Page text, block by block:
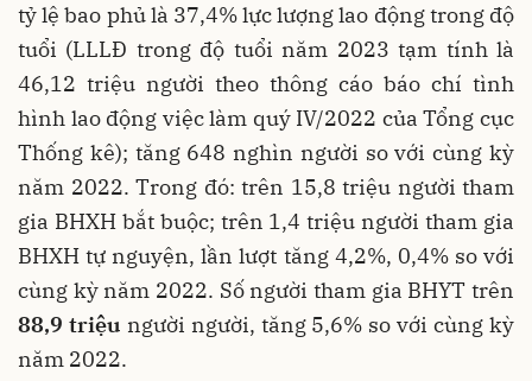
tỷ lệ bao phủ là 37,4% lực lượng lao động trong độ
tuổi (LLLĐ trong độ tuổi năm 2023 tạm tính là
46,12 triệu người theo thông cáo báo chí tình
hình lao động việc làm quý IV/2022 của Tổng cục
Thống kê); tăng 648 nghìn người so với cùng kỳ
năm 2022. Trong đó: trên 15,8 triệu người tham
gia BHXH bắt buộc; trên 1,4 triệu người tham gia
BHXH tự nguyện, lần lượt tăng 4,2%, 0,4% so với
cùng kỳ năm 2022. Số người tham gia BHYT trên
88,9 triệu người người, tăng 5,6% so với cùng kỳ
năm 2022.